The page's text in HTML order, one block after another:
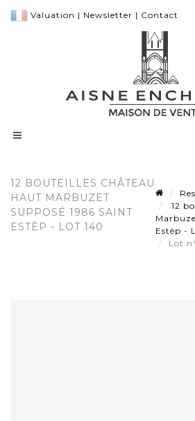
Valuation | Newsletter | Contact
12 BOUTEILLES CHÂTEAU
HAUT MARBUZET
SUPPOSÉ 1986 SAINT
ESTÈP - LOT 140
12
Estèp -
Lot